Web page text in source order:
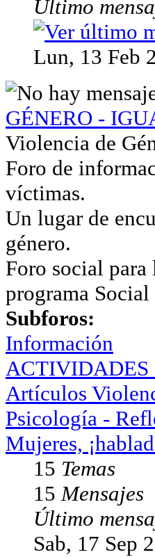
Último
Lun, 13 Feb
GÉNERO -
Violencia de
Foro de
víctimas.
Un lugar de
género.
Foro social
programa
Subforos:
Información
ACTIVIDADES
Artículos
Psicología -
Mujeres,
15 Temas
15Mensajes
Último
Sab, 17 Sep